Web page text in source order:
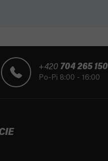
+420 704 265 150
Po-Pi 8:00 - 16:00